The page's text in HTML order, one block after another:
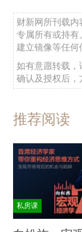
财新网所刊载
专属所有或持有
建立镜像等任何
如有意愿转载，
确认及授权后，
推荐阅读
私房课